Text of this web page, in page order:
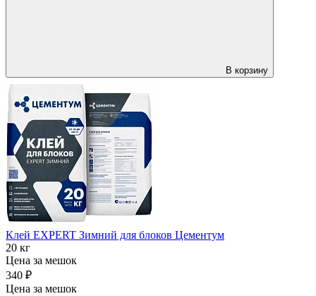
В корзину
Клей EXPERT Зимний для блоков Цементум
20 кг
Цена за мешок
340 ₽
Цена за мешок